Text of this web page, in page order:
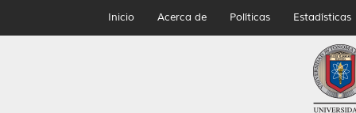
Inicio Acerca de Políticas Estadísticas